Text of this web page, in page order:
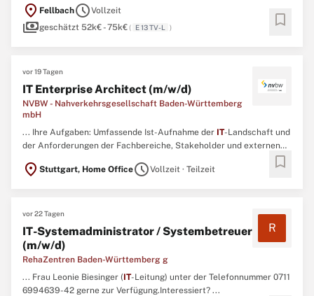
Informationen zum Statistischen Landesamt finden Sie hier.1
Zahlen schaffen Wissen: Als größter Informationsdienstleister des
location_on FellbachscheduleVollzeit
paymentsgeschätzt 52k€ - 75k€( E 13 TV-L ) bookmark
vor 19 Tagen
IT Enterprise Architect (m/w/d)
NVBW - Nahverkehrsgesellschaft Baden-Württemberg
mbH
... Ihre Aufgaben: Umfassende Ist-Aufnahme der IT-Landschaft und
der Anforderungen der Fachbereiche, Stakeholder und externen
Partner Erstellung eines Gesamtbildes, Analyse und Bewertung der
Ist-Situation und Entwicklung einerIT-Roadmap
location_on Stuttgart, Home OfficescheduleVollzeit · Teilzeit bookmark
vor 22 Tagen
IT-Systemadministrator / Systembetreuer
(m/w/d)
RehaZentren Baden-Württemberg g
R
... Frau Leonie Biesinger (IT-Leitung) unter der Telefonnummer 0711
6994639-42 gerne zur Verfügung.Interessiert? ...